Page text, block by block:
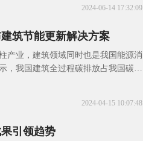
2024-06-14 17:32:09
筑节能更新解决方案
产业，建筑领域同时也是我国能源消
，我国建筑全过程碳排放占我国碳排
2024-04-15 10:07:48
引领趋势